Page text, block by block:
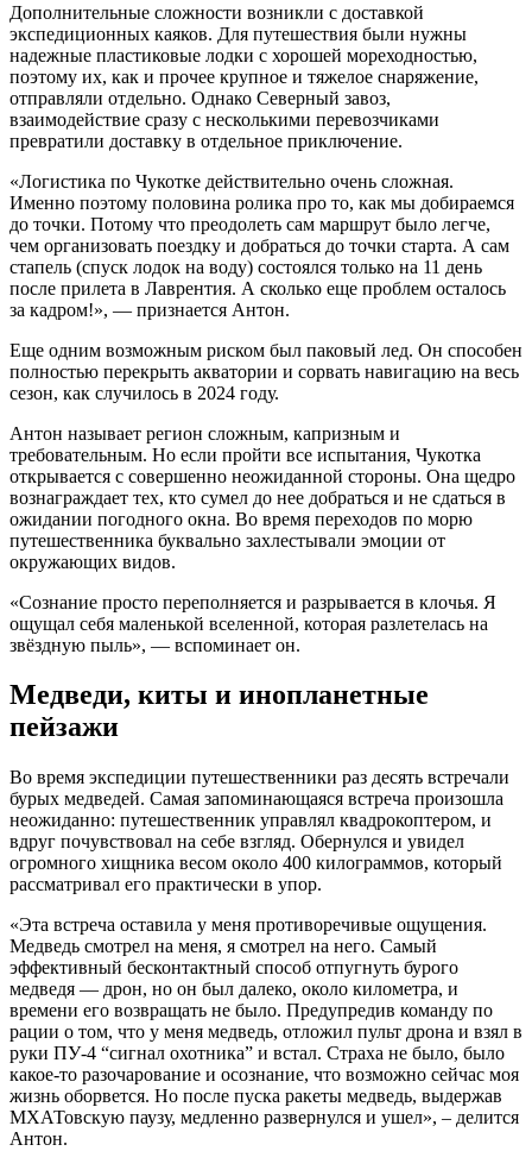
Дополнительные сложности возникли с доставкой
экспедиционных каяков. Для путешествия были нужны
надежные пластиковые лодки с хорошей мореходностью,
поэтому их, как и прочее крупное и тяжелое снаряжение,
отправляли отдельно. Однако Северный завоз,
взаимодействие сразу с несколькими перевозчиками
превратили доставку в отдельное приключение.
«Логистика по Чукотке действительно очень сложная.
Именно поэтому половина ролика про то, как мы добираемся
до точки. Потому что преодолеть сам маршрут было легче,
чем организовать поездку и добраться до точки старта. А сам
стапель (спуск лодок на воду) состоялся только на 11 день
после прилета в Лаврентия. А сколько еще проблем осталось
за кадром!», — признается Антон.
Еще одним возможным риском был паковый лед. Он способен
полностью перекрыть акватории и сорвать навигацию на весь
сезон, как случилось в 2024 году.
Антон называет регион сложным, капризным и
требовательным. Но если пройти все испытания, Чукотка
открывается с совершенно неожиданной стороны. Она щедро
вознаграждает тех, кто сумел до нее добраться и не сдаться в
ожидании погодного окна. Во время переходов по морю
путешественника буквально захлестывали эмоции от
окружающих видов.
«Сознание просто переполняется и разрывается в клочья. Я
ощущал себя маленькой вселенной, которая разлетелась на
звёздную пыль», — вспоминает он.
Медведи, киты и инопланетные
пейзажи
Во время экспедиции путешественники раз десять встречали
бурых медведей. Самая запоминающаяся встреча произошла
неожиданно: путешественник управлял квадрокоптером, и
вдруг почувствовал на себе взгляд. Обернулся и увидел
огромного хищника весом около 400 килограммов, который
рассматривал его практически в упор.
«Эта встреча оставила у меня противоречивые ощущения.
Медведь смотрел на меня, я смотрел на него. Самый
эффективный бесконтактный способ отпугнуть бурого
медведя — дрон, но он был далеко, около километра, и
времени его возвращать не было. Предупредив команду по
рации о том, что у меня медведь, отложил пульт дрона и взял в
руки ПУ-4 “сигнал охотника” и встал. Страха не было, было
какое-то разочарование и осознание, что возможно сейчас моя
жизнь оборвется. Но после пуска ракеты медведь, выдержав
МХАТовскую паузу, медленно развернулся и ушел», – делится
Антон.